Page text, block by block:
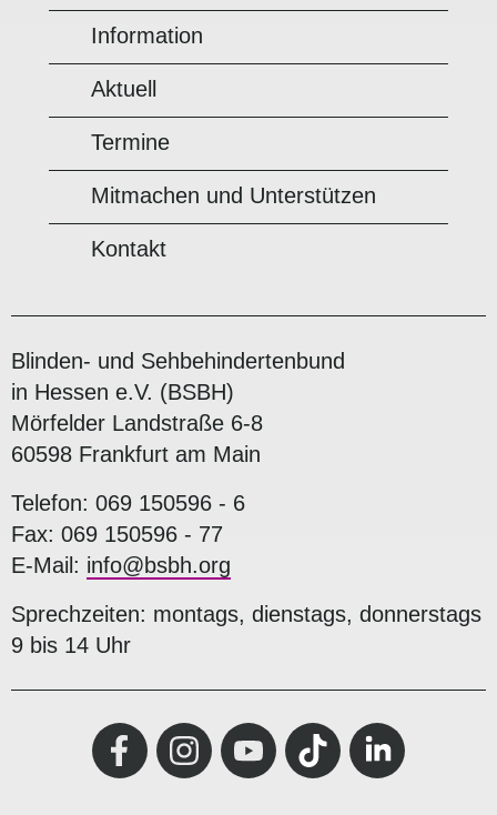
Information
Aktuell
Termine
Mitmachen und Unterstützen
Kontakt
Blinden- und Sehbehindertenbund
in Hessen e.V. (BSBH)
Mörfelder Landstraße 6-8
60598 Frankfurt am Main
Telefon: 069 150596 - 6
Fax: 069 150596 - 77
E-Mail: info@bsbh.org
Sprechzeiten: montags, dienstags, donnerstags
9 bis 14 Uhr